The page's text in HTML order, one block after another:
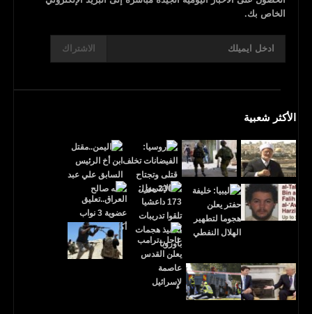
الخاص بك.
الاشتراك
الأكثر شعبية